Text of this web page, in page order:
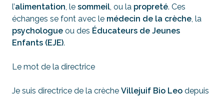
l’alimentation , le sommeil , ou la propreté. Ces
échanges se font avec le médecin de la crèche , la
psychologue ou des Éducateurs de Jeunes
Enfants (EJE).
Le mot de la directrice
Je suis directrice de la crèche Villejuif Bio Leo depuis